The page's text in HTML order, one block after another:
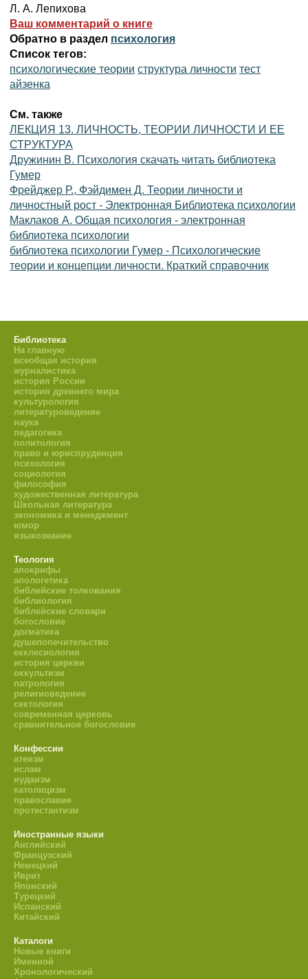
Л. А. Лепихова
Ваш комментарий о книге
Обратно в раздел психология
Список тегов:
психологические теории структура личности тест
айзенка
См. также
ЛЕКЦИЯ 13. ЛИЧНОСТЬ, ТЕОРИИ ЛИЧНОСТИ И ЕЕ
СТРУКТУРА
Дружинин В. Психология скачать читать библиотека
Гумер
Фрейджер Р., Фэйдимен Д. Теории личности и
личностный рост - Электронная Библиотека психологии
Маклаков А. Общая психология - электронная
библиотека психологии
библиотека психологии Гумер - Психологические
теории и концепции личности. Краткий справочник
Библиотека
На главную
всеобщая история
журналистика
история России
история древнего мира
культурология
литературоведение
наука
педагогика
политология
право и юриспруденция
психология
социология
философия
художественная литература
Школьная литература
экономика и менеджмент
юмор
языкознание
Теология
апокрифы
апологетика
библейские толкования
библиология
библейские словари
богословие
догматика
душепопечительство
екклесиология
история церкви
оккультизм
патрология
религиоведение
сектология
современная церковь
сравнительное богословие
Конфессии
атеизм
ислам
иудаизм
католицизм
православие
протестантизм
Иностранные языки
Английский
Французский
Немецкий
Иврит
Японский
Турецкий
Испанский
Китайский
Каталоги
Новые книги
Именной
Хронологический